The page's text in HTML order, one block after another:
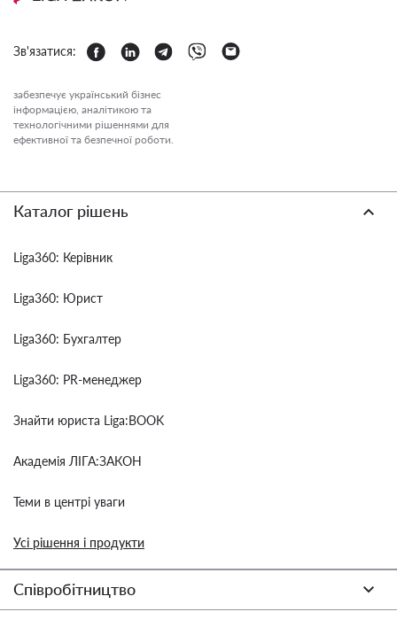
Зв'язатися:
забезпечує український бізнес
інформацією, аналітикою та
технологічними рішеннями для
ефективної та безпечної роботи.
Каталог рішень
Liga360: Керівник
Liga360: Юрист
Liga360: Бухгалтер
Liga360: PR-менеджер
Знайти юриста Liga:BOOK
Академія ЛІГА:ЗАКОН
Теми в центрі уваги
Усі рішення і продукти
Співробітництво